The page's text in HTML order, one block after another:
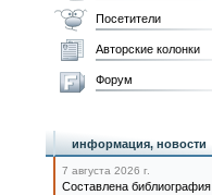
Посетители
Авторские колонки
Форум
информация, новости
7 августа 2026 г.
Составлена библиография